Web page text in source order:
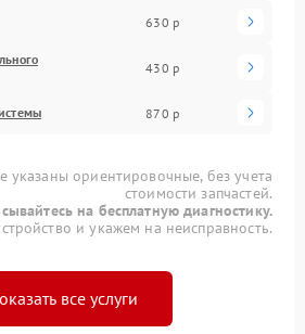
630 р
430 р
870 р
указаны ориентировочные, без учета
стоимости запчастей.
на бесплатную диагностику.
и укажем на неисправность.
все услуги